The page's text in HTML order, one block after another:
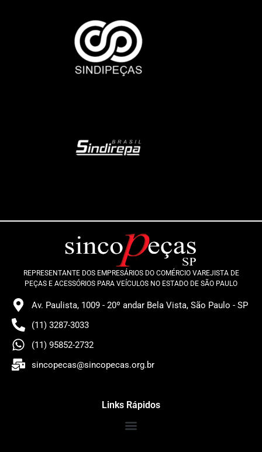
REPRESENTANTE DOS EMPRESÁRIOS DO COMÉRCIO VAREJISTA DE
PEÇAS E ACESSÓRIOS PARA VEÍCULOS NO ESTADO DE SÃO PAULO
Av. Paulista, 1009 - 20º andar Bela Vista, São Paulo - SP
(11) 3287-3033
(11) 95852-2732
sincopecas@sincopecas.org.br
Links Rápidos